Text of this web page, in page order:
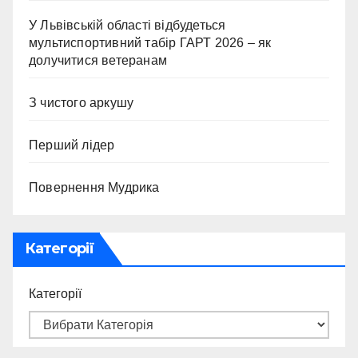
У Львівській області відбудеться
мультиспортивний табір ГАРТ 2026 – як
долучитися ветеранам
З чистого аркушу
Перший лідер
Повернення Мудрика
Категорії
Категорії